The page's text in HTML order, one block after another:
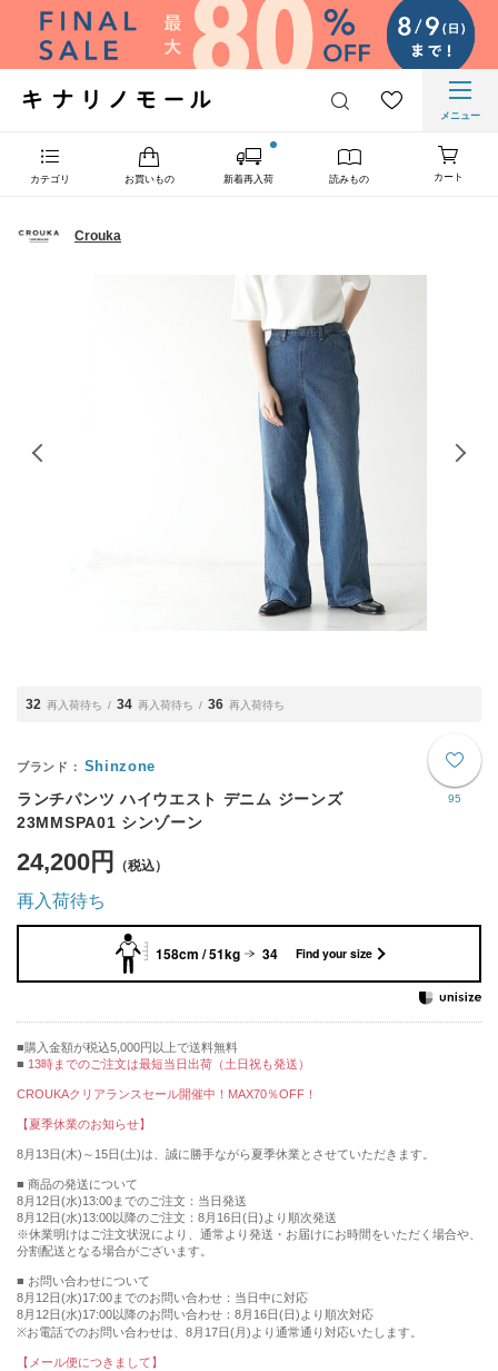
メニュー
カテゴリ お買いもの 新着再入荷 読みもの カート
Crouka
32 再入荷待ち 34 再入荷待ち 36 再入荷待ち
95
Shinzone
ランチパンツ ハイウエスト デニム ジーンズ
23MMSPA01 シンゾーン
24,200円
再入荷待ち
158cm / 51kg 34 Find your size
購入金額が税込5,000円以上で送料無料
13時までのご注文は最短当日出荷（土日祝も発送）
CROUKAクリアランスセール開催中！MAX70％OFF！
【夏季休業のお知らせ】
8月13日(木)～15日(土)は、誠に勝手ながら夏季休業とさせていただきます。
■ 商品の発送について
8月12日(水)13:00までのご注文：当日発送
8月12日(水)13:00以降のご注文：8月16日(日)より順次発送
※休業明けはご注文状況により、通常より発送・お届けにお時間をいただく場合や、
分割配送となる場合がございます。
■ お問い合わせについて
8月12日(水)17:00までのお問い合わせ：当日中に対応
8月12日(水)17:00以降のお問い合わせ：8月16日(日)より順次対応
※お電話でのお問い合わせは、8月17日(月)より通常通り対応いたします。
【メール便につきまして】